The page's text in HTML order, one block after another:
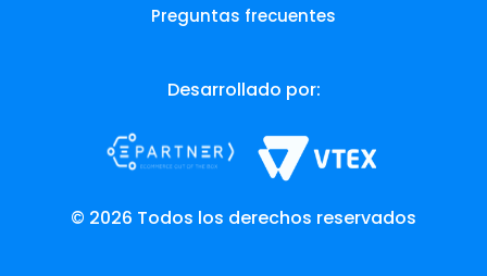
Preguntas frecuentes
Desarrollado por:
© 2026 Todos los derechos reservados